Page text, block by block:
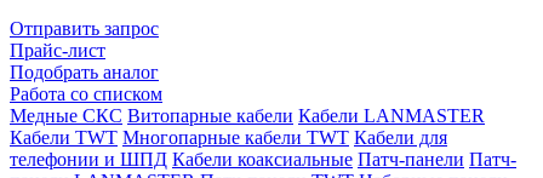
Отправить запрос
Прайс-лист
Подобрать аналог
Работа со списком
Медные СКС Витопарные кабели Кабели LANMASTER
Кабели TWT Многопарные кабели TWT Кабели для
телефонии и ШПД Кабели коаксиальные Патч-панели Патч-